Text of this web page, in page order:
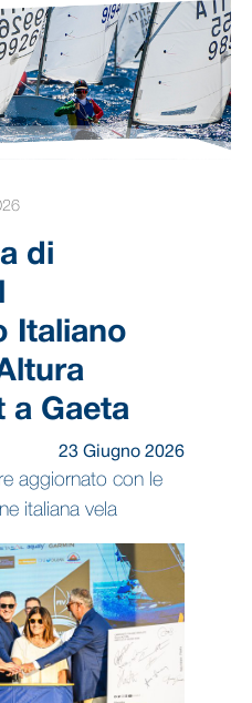
di
Italiano
a Gaeta
23 Giugno 2026
aggiornato con le
italiana vela